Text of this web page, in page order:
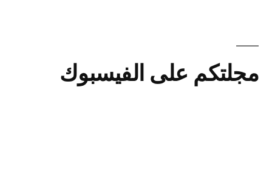
صفحات
المقالات
مجلتكم على الفيسبوك